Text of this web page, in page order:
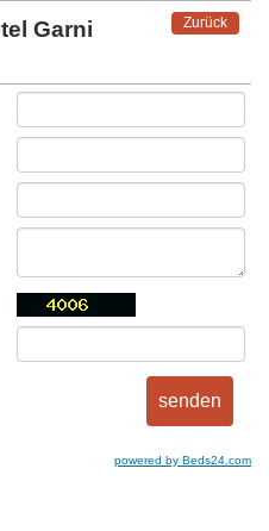
Zurück
Garni
powered by Beds24.com